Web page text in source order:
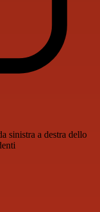
sinistra a destra dello